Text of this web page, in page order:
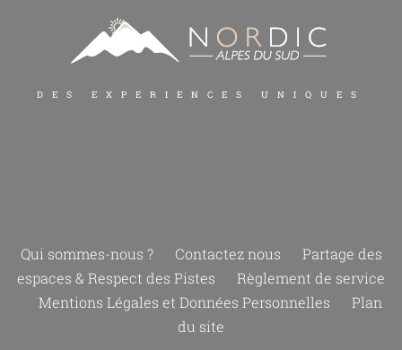
DES EXPERIENCES UNIQUES
Qui sommes-nous ? Contactez nous
Partage des
espaces & Respect des Pistes
Règlement de service
Mentions Légales et Données Personnelles
Plan
du site